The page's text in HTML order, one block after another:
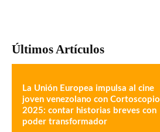
Últimos Artículos
La Unión Europea impulsa al cine
joven venezolano con Cortoscopio
2025: contar historias breves con
poder transformador